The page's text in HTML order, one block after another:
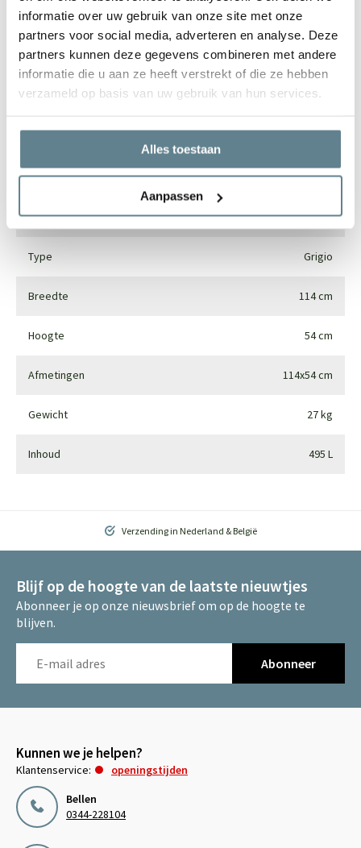
informatie over uw gebruik van onze site met onze
partners voor social media, adverteren en analyse. Deze
partners kunnen deze gegevens combineren met andere
informatie die u aan ze heeft verstrekt of die ze hebben
verzameld op basis van uw gebruik van hun services.
Alles toestaan
Aanpassen
Specificaties
Merk Luca lifestyle
Gebruik Interieur en exterieur
Materiaal Fiberglass
Type Grigio
Breedte 114 cm
Hoogte 54 cm
Afmetingen 114x54 cm
Gewicht 27 kg
Inhoud 495 L
Verzending in Nederland & België
Blijf op de hoogte van de laatste nieuwtjes
Abonneer je op onze nieuwsbrief om op de hoogte te
blijven.
Abonneer
Kunnen we je helpen?
Klantenservice:
openingstijden
Bellen
0344-228104